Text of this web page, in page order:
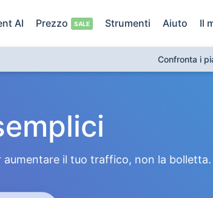
AI Prezzo Strumenti Aiuto Il
Confronta i
aumentare il tuo traffico, non la bolletta.